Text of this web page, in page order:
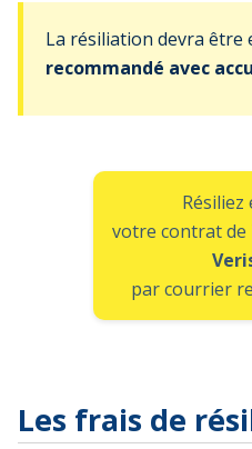
La résiliation devra être
recommandé avec
Résiliez
votre contrat de
par courrier
Les frais de